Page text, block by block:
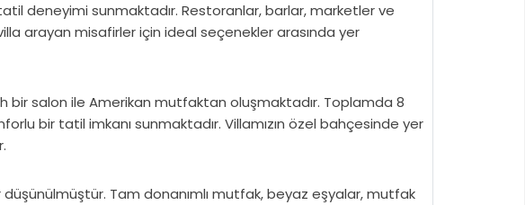
deneyimi sunmaktadır. Restoranlar, barlar, marketler ve
arayan misafirler için ideal seçenekler arasında yer
bir salon ile Amerikan mutfaktan oluşmaktadır. Toplamda 8
bir tatil imkanı sunmaktadır. Villamızın özel bahçesinde yer
Tam donanımlı mutfak, beyaz eşyalar, mutfak